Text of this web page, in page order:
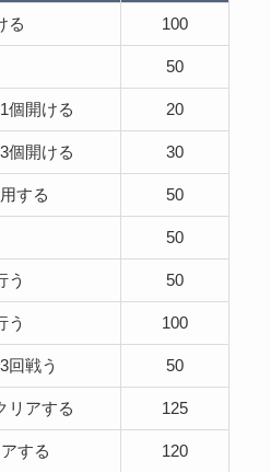
る 100
50
個開ける 20
個開ける 30
する 50
50
う 50
う 100
回戦う 50
リアする 125
する 120